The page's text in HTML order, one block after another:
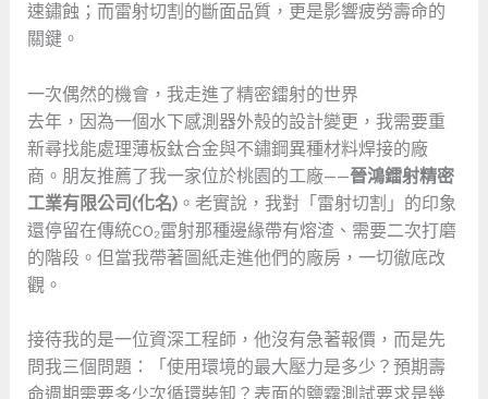
速鏽蝕；而雷射切割的斷面品質，更是影響疲勞壽命的
關鍵。
一次偶然的機會，我走進了精密鐳射的世界
去年，因為一個水下感測器外殼的設計變更，我需要重
新尋找能處理薄板鈦合金與不鏽鋼異種材料焊接的廠
商。朋友推薦了我一家位於桃園的工廠——晉鴻鐳射精密
工業有限公司(化名)。老實說，我對「雷射切割」的印象
還停留在傳統CO₂雷射那種邊緣帶有熔渣、需要二次打磨
的階段。但當我帶著圖紙走進他們的廠房，一切徹底改
觀。
接待我的是一位資深工程師，他沒有急著報價，而是先
問我三個問題：「使用環境的最大壓力是多少？預期壽
命週期需要多少次循環裝卸？表面的鹽霧測試要求是幾